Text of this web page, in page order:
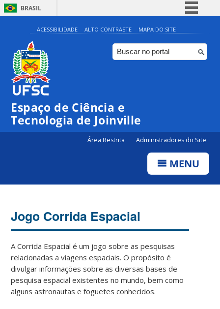
BRASIL
Simplifique!
Comunica BR
Participe
ACESSIBILIDADE ALTO CONTRASTE MAPA DO SITE
Espaço de Ciência e
Tecnologia de Joinville
Área Restrita Administradores do Site
MENU
Jogo Corrida Espacial
A Corrida Espacial é um jogo sobre as pesquisas
relacionadas a viagens espaciais. O propósito é
divulgar informações sobre as diversas bases de
pesquisa espacial existentes no mundo, bem como
alguns astronautas e foguetes conhecidos.